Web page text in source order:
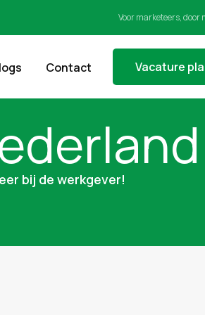
Voor marketeers, door
Contact Vacature
bij de werkgever!